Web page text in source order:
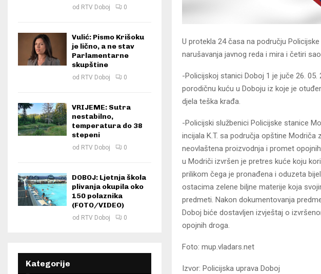
U protekla 24 časa na području
narušavanja javnog reda i mira i četiri
-Policijskoj stanici Doboj 1 je juče 26.
porodičnu kuću u Doboju iz koje je
djela teška krađa.
-Policijski službenici Policijske stanice
incijala K.T. sa područja opštine
neovlaštena proizvodnja i promet
u Modriči izvršen je pretres kuće koju
prilikom čega je pronađena i oduzeta
ostacima zelene biljne materije koja
predmeti. Nakon dokumentovanja
Doboj biće dostavljen izvještaj o
opojnih droga.
Foto: mup.vladars.net
Izvor: Policijska uprava Doboj
od RTV Doboj 0
Vulić: Pismo Krišoku
je lično, a ne stav
Parlamentarne
skupštine
od RTV Doboj 0
VRIJEME: Sutra
nestabilno,
temperatura do 38
stepeni
od RTV Doboj 0
DOBOJ: Ljetnja škola
plivanja okupila oko
150 polaznika
(FOTO/VIDEO)
od RTV Doboj 0
Kategorije